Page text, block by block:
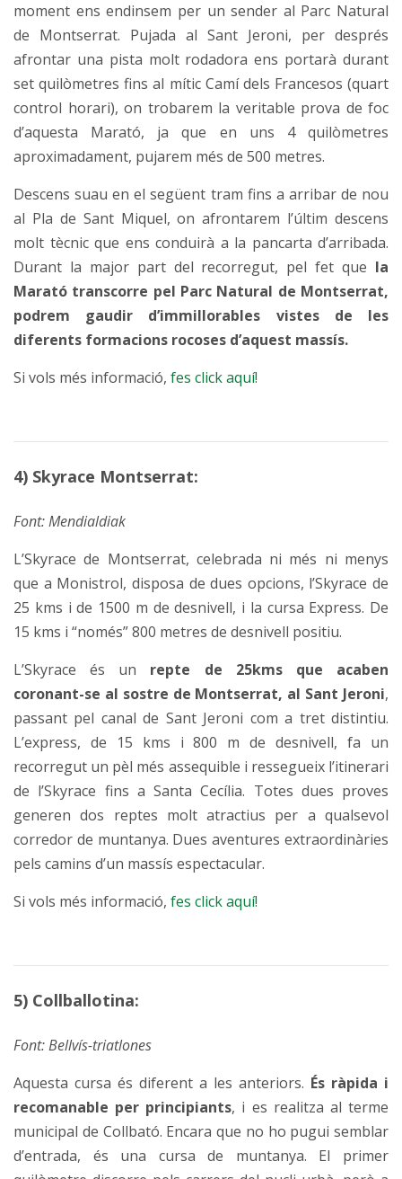
moment ens endinsem per un sender al Parc Natural
de Montserrat. Pujada al Sant Jeroni, per després
afrontar una pista molt rodadora ens portarà durant
set quilòmetres fins al mític Camí dels Francesos (quart
control horari), on trobarem la veritable prova de foc
d’aquesta Marató, ja que en uns 4 quilòmetres
aproximadament, pujarem més de 500 metres.
Descens suau en el següent tram fins a arribar de nou
al Pla de Sant Miquel, on afrontarem l’últim descens
molt tècnic que ens conduirà a la pancarta d’arribada.
Durant la major part del recorregut, pel fet que la
Marató transcorre pel Parc Natural de Montserrat,
podrem gaudir d’immillorables vistes de les
diferents formacions rocoses d’aquest massís.
Si vols més informació, fes click aquí!
4) Skyrace Montserrat:
Font: Mendialdiak
L’Skyrace de Montserrat, celebrada ni més ni menys
que a Monistrol, disposa de dues opcions, l’Skyrace de
25 kms i de 1500 m de desnivell, i la cursa Express. De
15 kms i “només” 800 metres de desnivell positiu.
L’Skyrace és un repte de 25kms que acaben
coronant-se al sostre de Montserrat, al Sant Jeroni,
passant pel canal de Sant Jeroni com a tret distintiu.
L’express, de 15 kms i 800 m de desnivell, fa un
recorregut un pèl més assequible i ressegueix l’itinerari
de l’Skyrace fins a Santa Cecília. Totes dues proves
generen dos reptes molt atractius per a qualsevol
corredor de muntanya. Dues aventures extraordinàries
pels camins d’un massís espectacular.
Si vols més informació, fes click aquí!
5) Collballotina:
Font:Bellvís-triatlones
Aquesta cursa és diferent a les anteriors. És ràpida i
recomanable per principiants, i es realitza al terme
municipal de Collbató. Encara que no ho pugui semblar
d’entrada, és una cursa de muntanya. El primer